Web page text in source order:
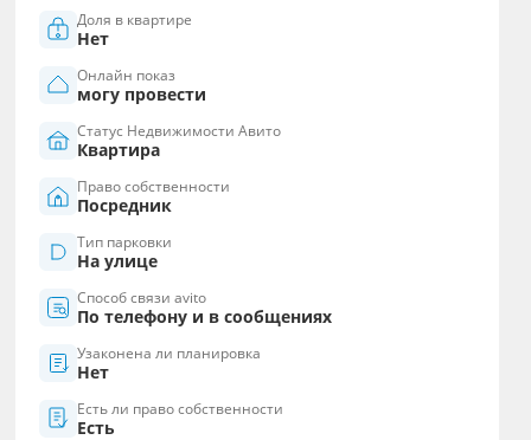
Доля в квартире
Нет
Онлайн показ
могу провести
Статус Недвижимости Авито
Квартира
Право собственности
Посредник
Тип парковки
На улице
Способ связи avito
По телефону и в сообщениях
Узаконена ли планировка
Нет
Есть ли право собственности
Есть